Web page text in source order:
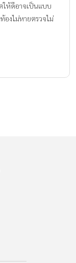
ให้ดีอาจเป็นแบบ
องไม่หายตรวจไม่